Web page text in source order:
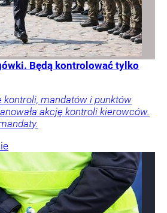
Będą kontrolować tylko
kontroli, mandatów i punktów
akcję kontroli kierowców.